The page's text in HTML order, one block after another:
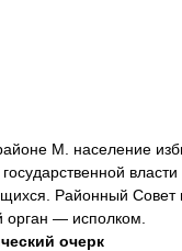
М. население
государственной
Районный Совет
орган — исполком.
очерк